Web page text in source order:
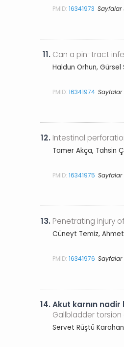
PMID:16341973
11. Can a pin-tract
Haldun Orhun,
PMID:16341974
12. Intestinal
Tamer Akça, Tahsin
PMID:16341975
13. Penetrating injury
Cüneyt Temiz,
PMID:16341976
14.Akut karnın
Gallbladder
Servet Rüştü